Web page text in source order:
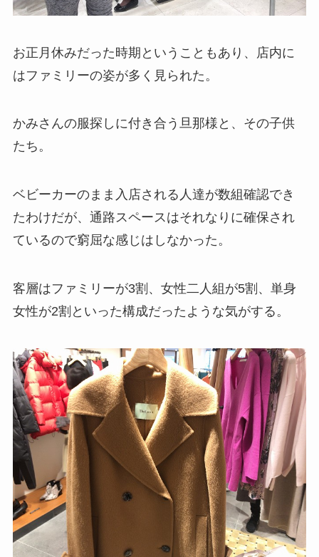
お正月休みだった時期ということもあり、店内に
はファミリーの姿が多く見られた。
かみさんの服探しに付き合う旦那様と、その子供
たち。
ベビーカーのまま入店される人達が数組確認でき
たわけだが、通路スペースはそれなりに確保され
ているので窮屈な感じはしなかった。
客層はファミリーが3割、女性二人組が5割、単身
女性が2割といった構成だったような気がする。